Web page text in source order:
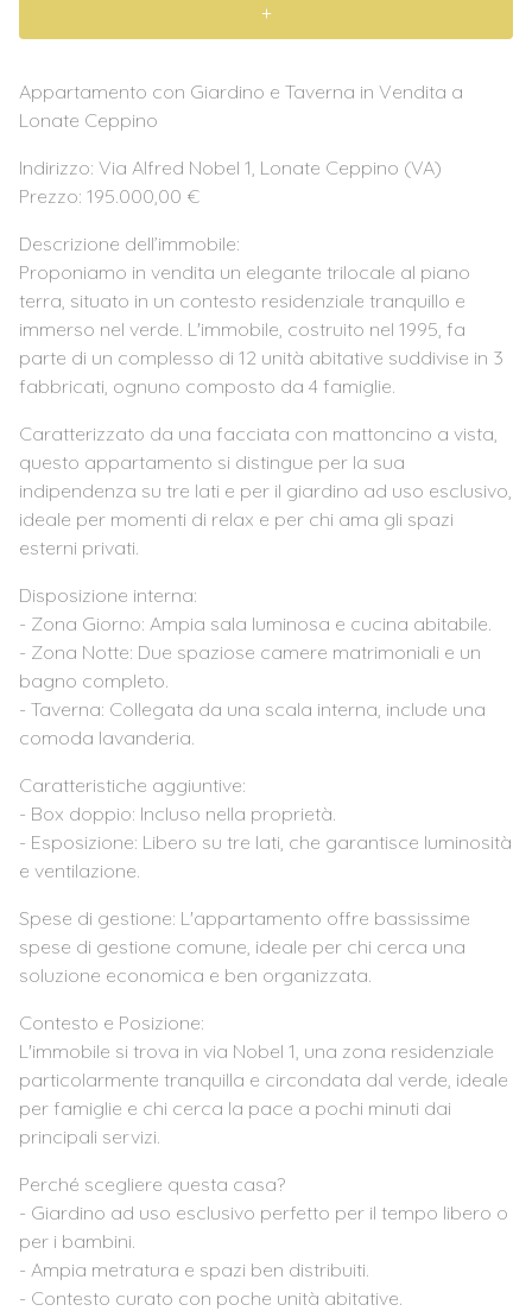
+
Appartamento con Giardino e Taverna in Vendita a
Lonate Ceppino
Indirizzo: Via Alfred Nobel 1, Lonate Ceppino (VA)
Prezzo: 195.000,00 €
Descrizione dell’immobile:
Proponiamo in vendita un elegante trilocale al piano
terra, situato in un contesto residenziale tranquillo e
immerso nel verde. L'immobile, costruito nel 1995, fa
parte di un complesso di 12 unità abitative suddivise in 3
fabbricati, ognuno composto da 4 famiglie.
Caratterizzato da una facciata con mattoncino a vista,
questo appartamento si distingue per la sua
indipendenza su tre lati e per il giardino ad uso esclusivo,
ideale per momenti di relax e per chi ama gli spazi
esterni privati.
Disposizione interna:
- Zona Giorno: Ampia sala luminosa e cucina abitabile.
- Zona Notte: Due spaziose camere matrimoniali e un
bagno completo.
- Taverna: Collegata da una scala interna, include una
comoda lavanderia.
Caratteristiche aggiuntive:
- Box doppio: Incluso nella proprietà.
- Esposizione: Libero su tre lati, che garantisce luminosità
e ventilazione.
Spese di gestione: L'appartamento offre bassissime
spese di gestione comune, ideale per chi cerca una
soluzione economica e ben organizzata.
Contesto e Posizione:
L'immobile si trova in via Nobel 1, una zona residenziale
particolarmente tranquilla e circondata dal verde, ideale
per famiglie e chi cerca la pace a pochi minuti dai
principali servizi.
Perché scegliere questa casa?
- Giardino ad uso esclusivo perfetto per il tempo libero o
per i bambini.
- Ampia metratura e spazi ben distribuiti.
- Contesto curato con poche unità abitative.